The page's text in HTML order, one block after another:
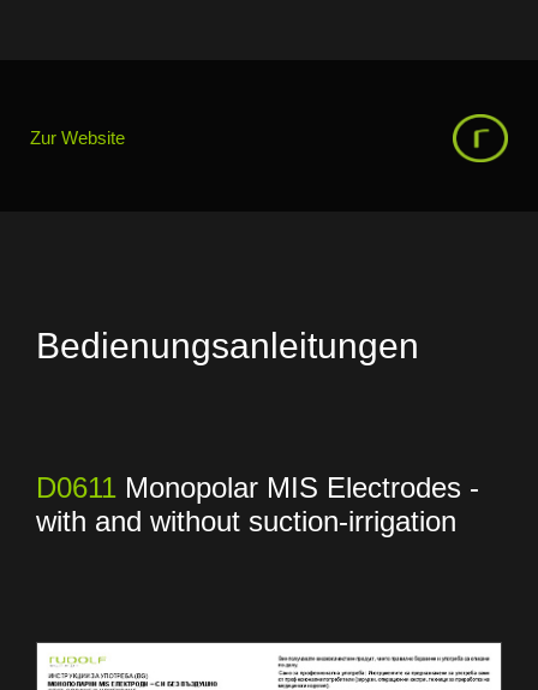
Zur Website
Bedienungsanleitungen
D0611 Monopolar MIS Electrodes -
with and without suction-irrigation